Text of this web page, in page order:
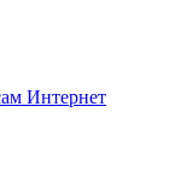
Интернет